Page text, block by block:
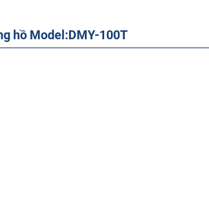
hồ Model:DMY-100T